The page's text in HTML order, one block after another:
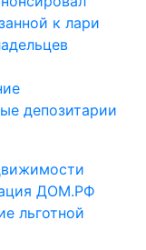
к лари
депозитарии
ДОМ.РФ
льготной